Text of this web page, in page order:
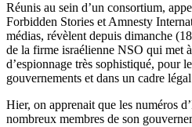
Réunis au sein d’un consortium,
Forbidden Stories et Amnesty
médias, révèlent depuis dimanche
de la firme israélienne NSO qui met
d’espionnage très sophistiqué, pour
gouvernements et dans un cadre
Hier, on apprenait que les numéros
nombreux membres de son